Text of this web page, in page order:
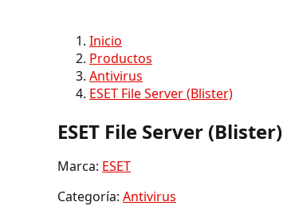
Inicio
Productos
Antivirus
ESET File Server (Blister)
ESET File Server (Blister)
Marca: ESET
Categoría: Antivirus